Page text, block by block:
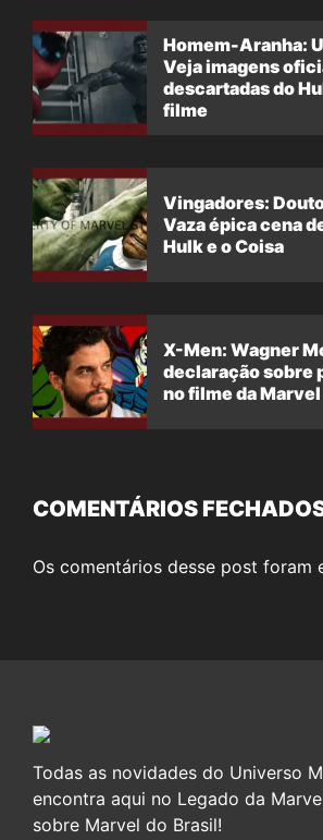
Homem-Aranha:
Veja imagens
descartadas do
filme
Vingadores:
Vaza épica cena
Hulk e o Coisa
X-Men: Wagner
declaração sobre
no filme da Marvel
COMENTÁRIOS
Os comentários desse post foram
Todas as novidades do Universo
encontra aqui no Legado da
sobre Marvel do Brasil!